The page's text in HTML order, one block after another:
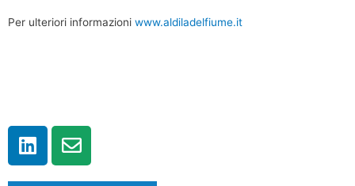
Per ulteriori informazioni www.aldiladelfiume.it